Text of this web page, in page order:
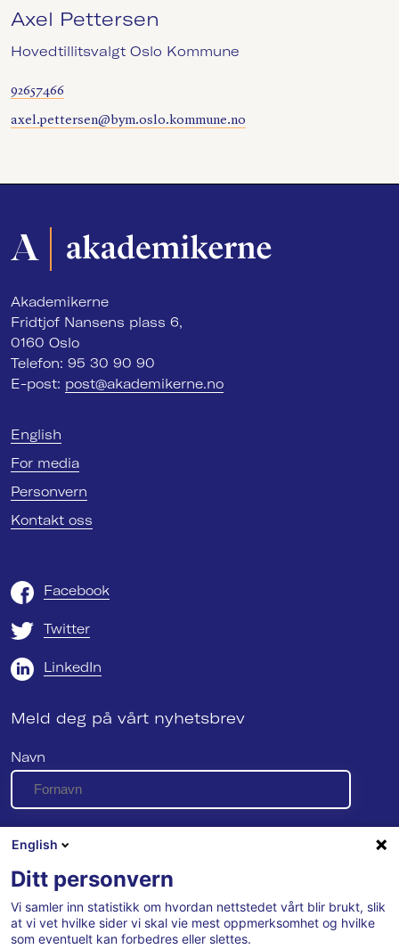
Axel Pettersen
Hovedtillitsvalgt Oslo Kommune
92657466
axel.pettersen@bym.oslo.kommune.no
Akademikerne
Fridtjof Nansens plass 6,
0160 Oslo
Telefon: 95 30 90 90
E-post: post@akademikerne.no
English
For media
Personvern
Kontakt oss
Facebook
Twitter
LinkedIn
Meld deg på vårt nyhetsbrev
Navn
E-post
Se vår personvernerklæring her
English
Ditt personvern
Vi samler inn statistikk om hvordan nettstedet vårt blir brukt, slik
at vi vet hvilke sider vi skal vie mest oppmerksomhet og hvilke
som eventuelt kan forbedres eller slettes.